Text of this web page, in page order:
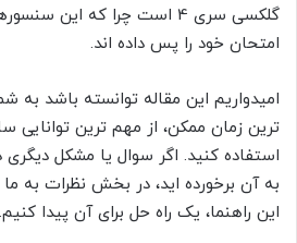
گلکسی سری 4 است چرا که این
امتحان خود را پس داده اند.
امیدواریم این مقاله توانسته باشد
ترین زمان ممکن، از مهم ترین
استفاده کنید. اگر سوال یا مشکل
به آن برخورده اید، در بخش نظرات به ما
این راهنما، یک راه حل برای آن پیدا کنیم.